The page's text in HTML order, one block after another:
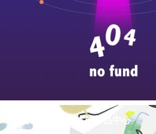
pg游戏库最新版本的产品中心